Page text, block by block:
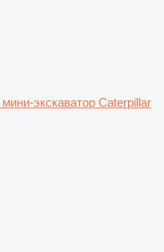
экскаватор Caterpillar